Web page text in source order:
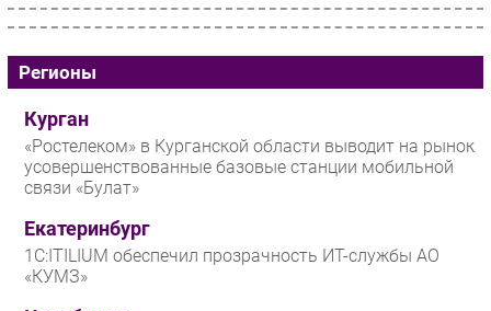
Регионы
Курган
«Ростелеком» в Курганской области выводит на рынок
усовершенствованные базовые станции мобильной
связи «Булат»
Екатеринбург
1С:ITILIUM обеспечил прозрачность ИТ-службы АО
«КУМЗ»